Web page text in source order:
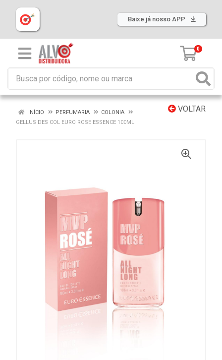
Baixe já nosso APP
0
VOLTAR
INÍCIO PERFUMARIA
COLONIA
GELLUS DES COL EURO ROSE ESSENCE 100ML